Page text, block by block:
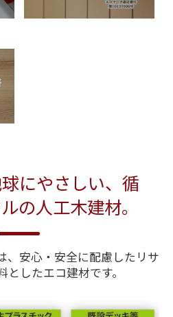
にやさしい、循
の人工木建材。
、安心・安全に配慮したリサ
としたエコ建材です。